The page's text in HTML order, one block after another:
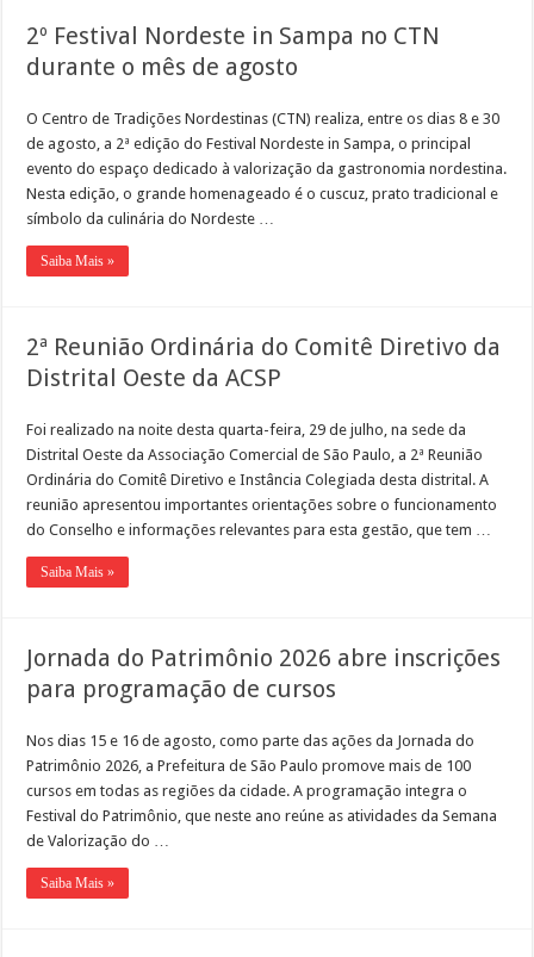
2º Festival Nordeste in Sampa no CTN
durante o mês de agosto
O Centro de Tradições Nordestinas (CTN) realiza, entre os dias 8 e 30
de agosto, a 2ª edição do Festival Nordeste in Sampa, o principal
evento do espaço dedicado à valorização da gastronomia nordestina.
Nesta edição, o grande homenageado é o cuscuz, prato tradicional e
símbolo da culinária do Nordeste …
Saiba Mais »
2ª Reunião Ordinária do Comitê Diretivo da
Distrital Oeste da ACSP
Foi realizado na noite desta quarta-feira, 29 de julho, na sede da
Distrital Oeste da Associação Comercial de São Paulo, a 2ª Reunião
Ordinária do Comitê Diretivo e Instância Colegiada desta distrital. A
reunião apresentou importantes orientações sobre o funcionamento
do Conselho e informações relevantes para esta gestão, que tem …
Saiba Mais »
Jornada do Patrimônio 2026 abre inscrições
para programação de cursos
Nos dias 15 e 16 de agosto, como parte das ações da Jornada do
Patrimônio 2026, a Prefeitura de São Paulo promove mais de 100
cursos em todas as regiões da cidade. A programação integra o
Festival do Patrimônio, que neste ano reúne as atividades da Semana
de Valorização do …
Saiba Mais »